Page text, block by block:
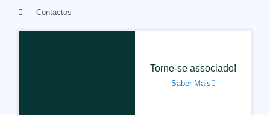
Contactos
Torne-se associado!
Saber Mais